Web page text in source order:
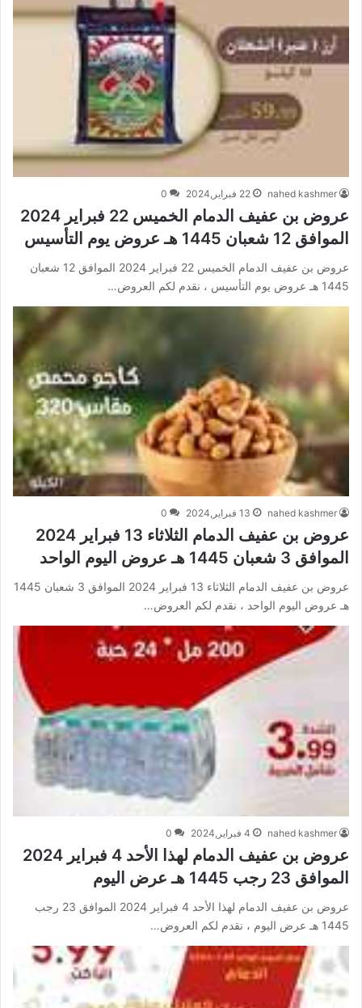
nahed kashmer 22 فبراير,2024 0
عروض بن عفيف الدمام الخميس 22 فبراير 2024
الموافق 12 شعبان 1445 هـ عروض يوم التأسيس
عروض بن عفيف الدمام الخميس 22 فبراير 2024 الموافق 12 شعبان
1445 هـ عروض يوم التأسيس ، نقدم لكم العروض…
nahed kashmer 13 فبراير,2024 0
عروض بن عفيف الدمام الثلاثاء 13 فبراير 2024
الموافق 3 شعبان 1445 هـ عروض اليوم الواحد
عروض بن عفيف الدمام الثلاثاء 13 فبراير 2024 الموافق 3 شعبان 1445
هـ عروض اليوم الواحد ، نقدم لكم العروض…
nahed kashmer 4 فبراير,2024 0
عروض بن عفيف الدمام لهذا الأحد 4 فبراير 2024
الموافق 23 رجب 1445 هـ عرض اليوم
عروض بن عفيف الدمام لهذا الأحد 4 فبراير 2024 الموافق 23 رجب
1445 هـ عرض اليوم ، نقدم لكم العروض…